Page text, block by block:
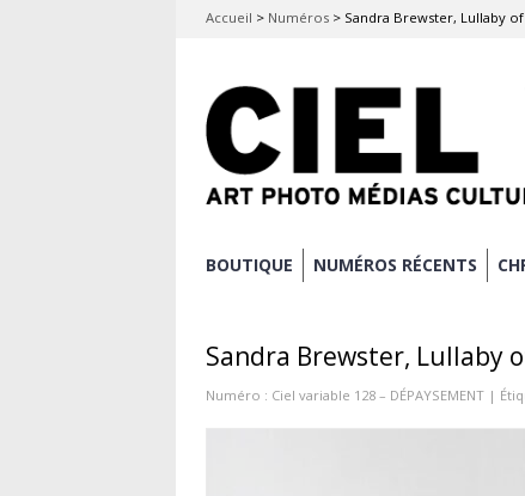
Accueil > Numéros > Sandra Brewster, Lullaby
Aller
principal
BOUTIQUE NUMÉROS RÉCENTS
Sandra Brewster, Lullaby
Numéro : Ciel variable 128 – DÉPAYSEMENT |